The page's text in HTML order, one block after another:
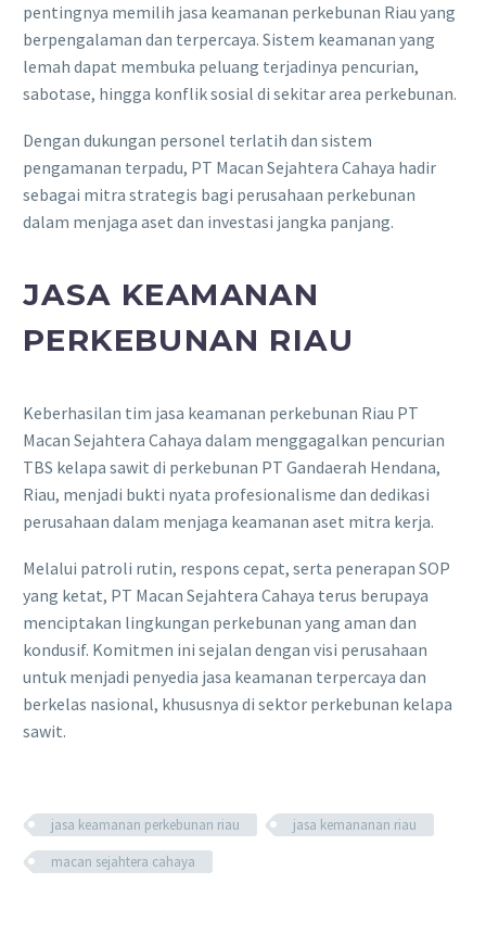
pentingnya memilih jasa keamanan perkebunan Riau yang
berpengalaman dan terpercaya. Sistem keamanan yang
lemah dapat membuka peluang terjadinya pencurian,
sabotase, hingga konflik sosial di sekitar area perkebunan.
Dengan dukungan personel terlatih dan sistem
pengamanan terpadu, PT Macan Sejahtera Cahaya hadir
sebagai mitra strategis bagi perusahaan perkebunan
dalam menjaga aset dan investasi jangka panjang.
JASA KEAMANAN
PERKEBUNAN RIAU
Keberhasilan tim jasa keamanan perkebunan Riau PT
Macan Sejahtera Cahaya dalam menggagalkan pencurian
TBS kelapa sawit di perkebunan PT Gandaerah Hendana,
Riau, menjadi bukti nyata profesionalisme dan dedikasi
perusahaan dalam menjaga keamanan aset mitra kerja.
Melalui patroli rutin, respons cepat, serta penerapan SOP
yang ketat, PT Macan Sejahtera Cahaya terus berupaya
menciptakan lingkungan perkebunan yang aman dan
kondusif. Komitmen ini sejalan dengan visi perusahaan
untuk menjadi penyedia jasa keamanan terpercaya dan
berkelas nasional, khususnya di sektor perkebunan kelapa
sawit.
jasa keamanan perkebunan riau
jasa kemananan riau
macan sejahtera cahaya